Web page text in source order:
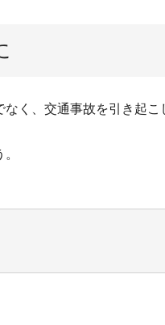
く、交通事故を引き起